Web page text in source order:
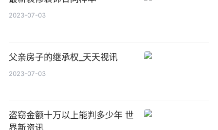
2023-07-03
父亲房子的继承权_天天视讯
2023-07-03
盗窃金额十万以上能判多少年 世
界新资讯